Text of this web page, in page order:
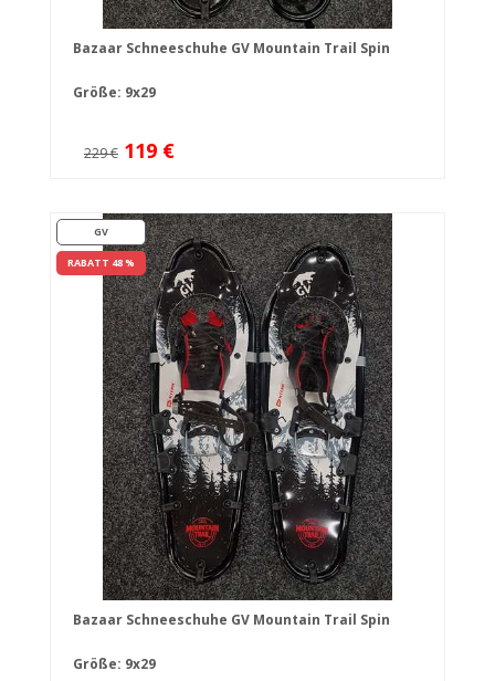
Bazaar Schneeschuhe GV Mountain Trail Spin
Größe: 9x29
229 € 119 €
GV
RABATT 48 %
Bazaar Schneeschuhe GV Mountain Trail Spin
Größe: 9x29